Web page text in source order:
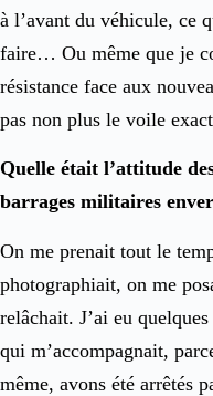
à l’avant du véhicule, ce
faire… Ou même que je
résistance face aux
pas non plus le voile
Quelle était l’attitude
barrages militaires
On me prenait tout le
photographiait, on me
relâchait. J’ai eu
qui m’accompagnait,
même, avons été arrêtés